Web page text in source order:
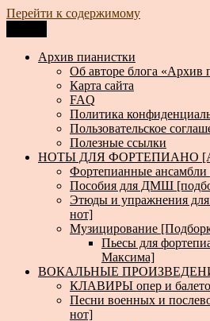
Перейти к содержимому
Архив пианистки
Всё для пианистов: ноты, книги,
Архив пианистки
Об авторе блога «Архив
Карта сайта
FAQ
Политика
Пользовательское
Полезные ссылки
НОТЫ ДЛЯ ФОРТЕПИАНО
Фортепианные ансамбли
Пособия для ДМШ
Этюды и упражнения
нот]
Музицирование
Пьесы для
Максима]
ВОКАЛЬНЫЕ
КЛАВИРЫ опер и
Песни военных и
нот]